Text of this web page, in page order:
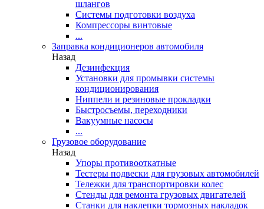
шлангов
Системы подготовки воздуха
Компрессоры винтовые
...
Заправка кондиционеров автомобиля
Назад
Дезинфекция
Установки для промывки системы
кондиционирования
Ниппели и резиновые прокладки
Быстросъемы, переходники
Вакуумные насосы
...
Грузовое оборудование
Назад
Упоры противооткатные
Тестеры подвески для грузовых автомобилей
Тележки для транспортировки колес
Стенды для ремонта грузовых двигателей
Станки для наклепки тормозных накладок